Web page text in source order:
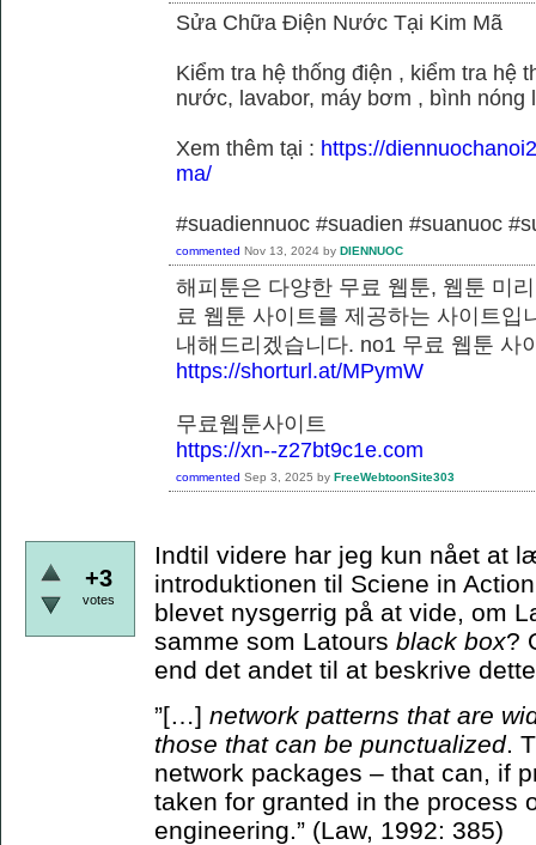
Sửa Chữa Điện Nước Tại Kim Mã
Kiểm tra hệ thống điện , kiểm tra hệ
nước, lavabor, máy bơm , bình nóng
Xem thêm tại : https://
ma/
#suadiennuoc #suadien #suanuoc
commented Nov 13, 2024 by DIENNUOC
해피툰은 다양한 무료 웹툰, 웹툰 미
료 웹툰 사이트를 제공하는 사이트
내해드리겠습니다. no1 무료 웹
https://shorturl.at/MPymW
무료웹툰사이트
https://xn--z27bt9c1e.com
commented Sep 3, 2025 by FreeWebtoonSite303
+3
votes
Indtil videre har jeg kun nået at
introduktionen til Sciene in
blevet nysgerrig på at vide, om
samme som Latours black box?
end det andet til at beskrive
”[…] network patterns that are
those that can be punctualized.
network packages – that can, if
taken for granted in the process
engineering.” (Law, 1992: 385)